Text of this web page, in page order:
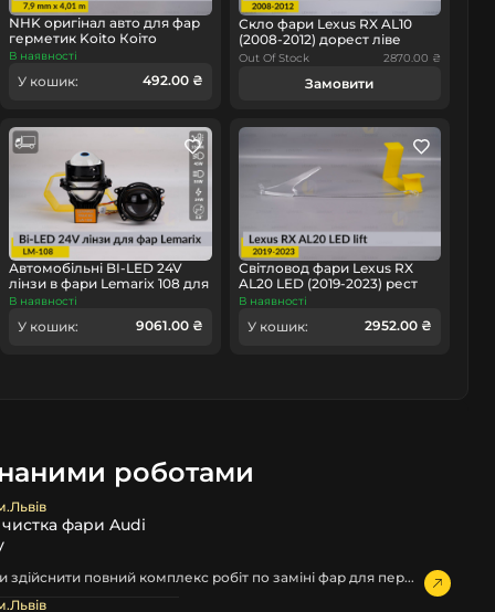
NHK оригінал авто для фар
герметик Koito Коіто
бутиловий шнур термо
В наявності
У кошик: 492.00 ₴
Скло фари Lexus RX AL10
(2008-2012) дорест ліве
Out Of Stock 2870.00 ₴
Замовити
Автомобільні BI-LED 24V
лінзи в фари Lemarix 108 для
вантажних авто
В наявності
У кошик: 9061.00 ₴
Світловод фари Lexus RX
AL20 LED (2019-2023) рест
лівий
В наявності
У кошик: 2952.00 ₴
роботами
чистка фари Audi
повний комплекс робіт по заміні фар для пер...